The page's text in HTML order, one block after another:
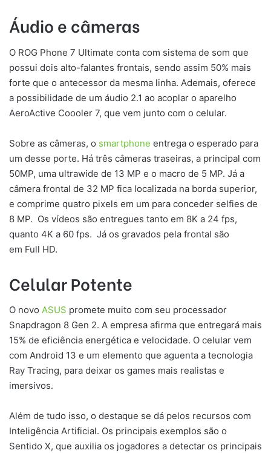
Áudio e câmeras
O ROG Phone 7 Ultimate conta com sistema de som que
possui dois alto-falantes frontais, sendo assim 50% mais
forte que o antecessor da mesma linha. Ademais, oferece
a possibilidade de um áudio 2.1 ao acoplar o aparelho
AeroActive Coooler 7, que vem junto com o celular.
Sobre as câmeras, o smartphone entrega o esperado para
um desse porte. Há três câmeras traseiras, a principal com
50MP, uma ultrawide de 13 MP e o macro de 5 MP. Já a
câmera frontal de 32 MP fica localizada na borda superior,
e comprime quatro pixels em um para conceder selfies de
8 MP. Os vídeos são entregues tanto em 8K a 24 fps,
quanto 4K a 60 fps. Já os gravados pela frontal são
em Full HD.
Celular Potente
O novo ASUS promete muito com seu processador
Snapdragon 8 Gen 2. A empresa afirma que entregará mais
15% de eficiência energética e velocidade. O celular vem
com Android 13 e um elemento que aguenta a tecnologia
Ray Tracing, para deixar os games mais realistas e
imersivos.
Além de tudo isso, o destaque se dá pelos recursos com
Inteligência Artificial. Os principais exemplos são o
Sentido X, que auxilia os jogadores a detectar os principais